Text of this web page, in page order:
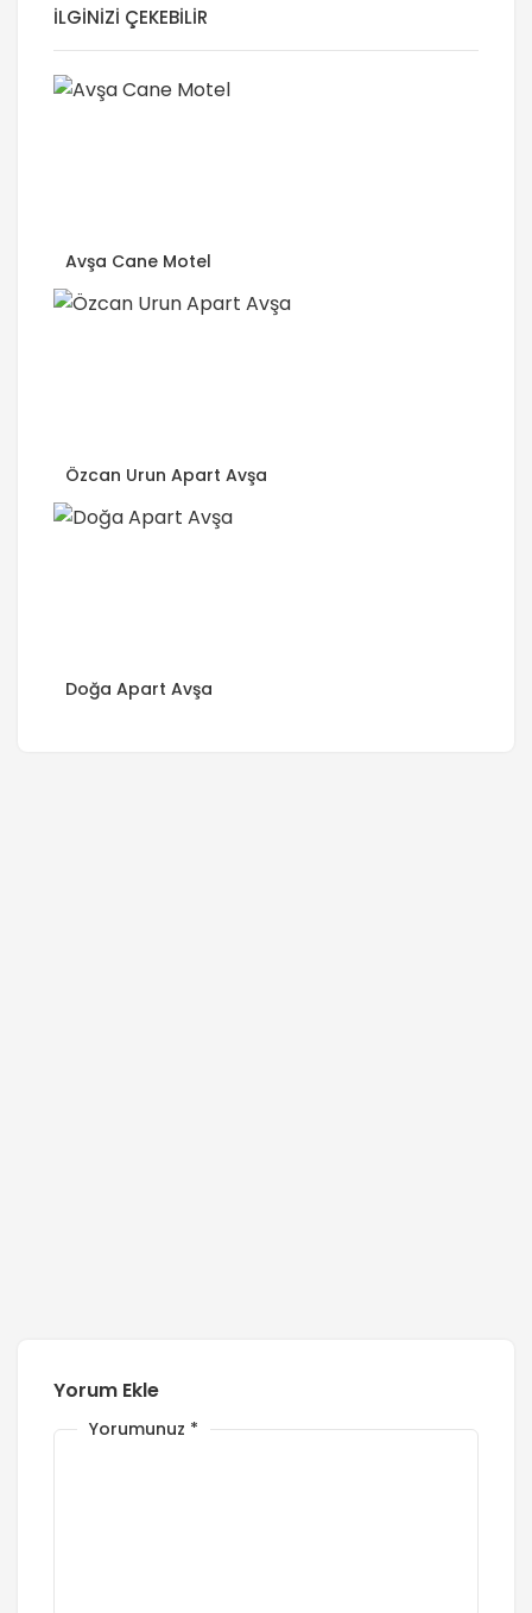
İLGINIZI ÇEKEBILIR
Avşa Cane Motel
Özcan Urun Apart Avşa
Doğa Apart Avşa
Yorum Ekle
Yorumunuz *